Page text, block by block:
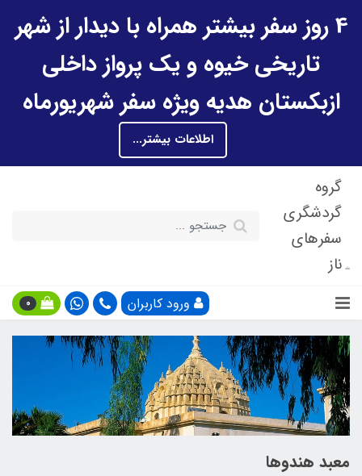
4 روز سفر بیشتر همراه با دیدار از شهر
تاریخی خیوه و یک پرواز داخلی
ازبکستان هدیه ویژه سفر شهریورماه
اطلاعات بیشتر...
گروه
گردشگری
سفرهای
ناز
ورود کاربران 0
معبد هندوها